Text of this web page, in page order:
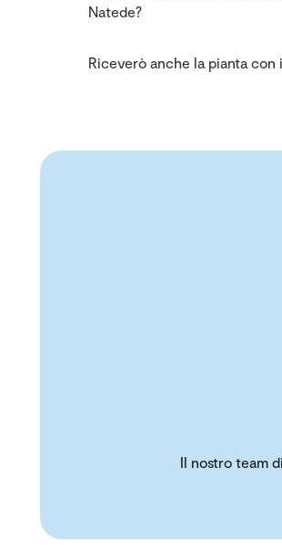
Natede?
Riceverò anche la pianta con
Il nostro team